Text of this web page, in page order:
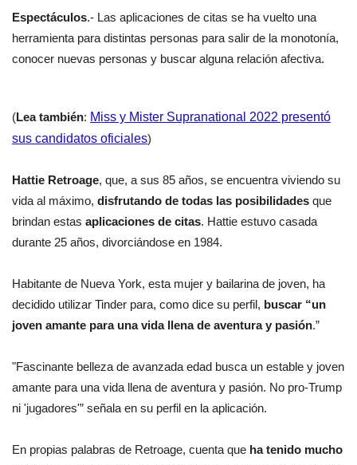
Espectáculos.- Las aplicaciones de citas se ha vuelto una
herramienta para distintas personas para salir de la monotonía,
conocer nuevas personas y buscar alguna relación afectiva.
(Lea también: Miss y Mister Supranational 2022 presentó
sus candidatos oficiales)
Hattie Retroage, que, a sus 85 años, se encuentra viviendo su
vida al máximo, disfrutando de todas las posibilidades que
brindan estas aplicaciones de citas. Hattie estuvo casada
durante 25 años, divorciándose en 1984.
Habitante de Nueva York, esta mujer y bailarina de joven, ha
decidido utilizar Tinder para, como dice su perfil, buscar “un
joven amante para una vida llena de aventura y pasión.”
"Fascinante belleza de avanzada edad busca un estable y joven
amante para una vida llena de aventura y pasión. No pro-Trump
ni 'jugadores'” señala en su perfil en la aplicación.
En propias palabras de Retroage, cuenta que ha tenido mucho